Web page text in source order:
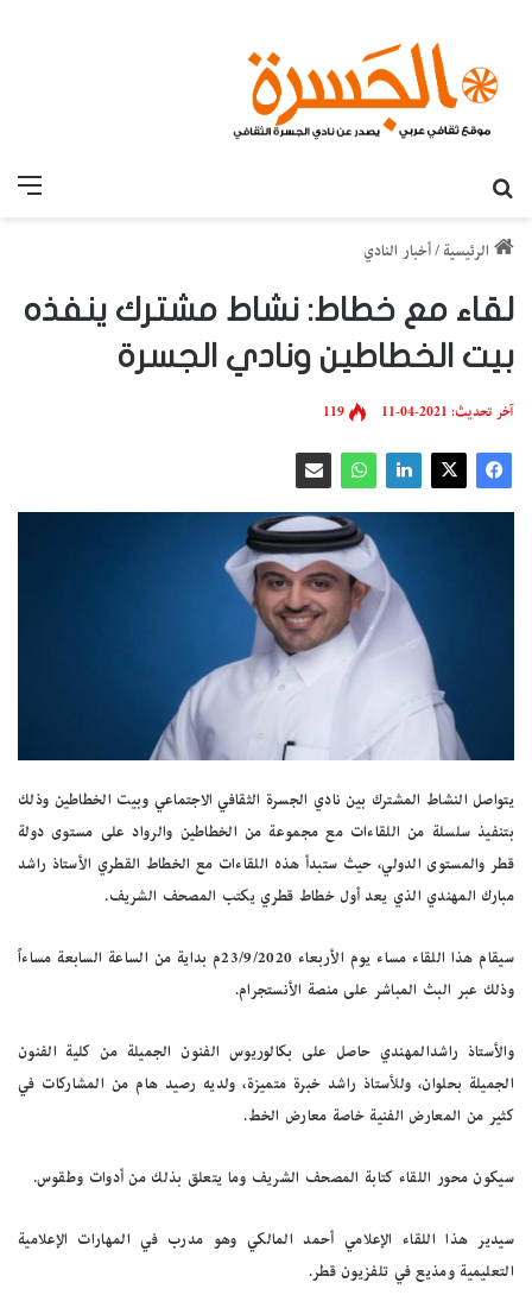
الرئيسية /أخبار النادي
لقاء مع خطاط: نشاط مشترك ينفذه
بيت الخطاطين ونادي الجسرة
آخر تحديث: 2021-04-11 119
يتواصل النشاط المشترك بين نادي الجسرة الثقافي الاجتماعي وبيت الخطاطين وذلك
بتنفيذ سلسلة من اللقاءات مع مجموعة من الخطاطين والرواد على مستوى دولة
قطر والمستوى الدولي، حيث ستبدأ هذه اللقاءات مع الخطاط القطري الأستاذ راشد
مبارك المهندي الذي يعد أول خطاط قطري يكتب المصحف الشريف.
سيقام هذا اللقاء مساء يوم الأربعاء 23/9/2020م بداية من الساعة السابعة مساءاً
وذلك عبر البث المباشر على منصة الأنستجرام.
والأستاذ راشدالمهندي حاصل على بكالوريوس الفنون الجميلة من كلية الفنون
الجميلة بحلوان، وللأستاذ راشد خبرة متميزة، ولديه رصيد هام من المشاركات في
كثير من المعارض الفنية خاصة معارض الخط.
سيكون محور اللقاء كتابة المصحف الشريف وما يتعلق بذلك من أدوات وطقوس.
سيدير هذا اللقاء الإعلامي أحمد المالكي وهو مدرب في المهارات الإعلامية
التعليمية ومذيع في تلفزيون قطر.